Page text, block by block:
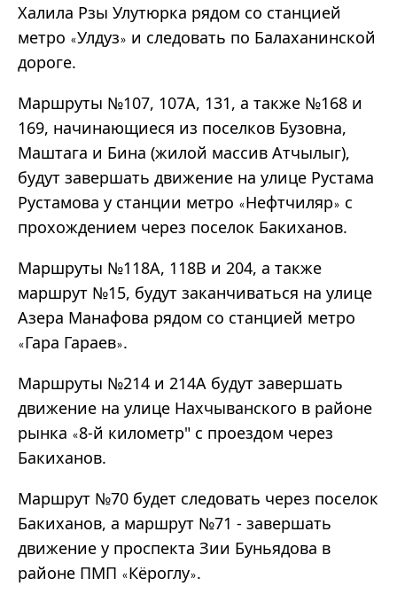
Халила Рзы Улутюрка рядом со станцией
метро «Улдуз» и следовать по Балаханинской
дороге.
Маршруты №107, 107A, 131, а также №168 и
169, начинающиеся из поселков Бузовна,
Маштага и Бина (жилой массив Атчылыг),
будут завершать движение на улице Рустама
Рустамова у станции метро «Нефтчиляр» с
прохождением через поселок Бакиханов.
Маршруты №118A, 118B и 204, а также
маршрут №15, будут заканчиваться на улице
Азера Манафова рядом со станцией метро
«Гара Гараев».
Маршруты №214 и 214A будут завершать
движение на улице Нахчыванского в районе
рынка «8-й километр" с проездом через
Бакиханов.
Маршрут №70 будет следовать через поселок
Бакиханов, а маршрут №71 - завершать
движение у проспекта Зии Буньядова в
районе ПМП «Кёроглу».